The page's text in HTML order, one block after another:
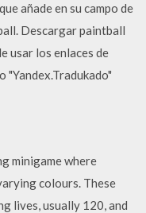
añade en su campo de
Descargar paintball
usar los enlaces de
"Yandex.Tradukado"
minigame where
colours. These
lives, usually 120, and